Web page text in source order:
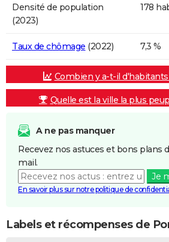
Densité de population
(2023)
178
Taux de chômage (2022) 7,3 %
Combien y a-t-il
Quelle est la ville la plus
A ne pas manquer
Recevez nos astuces et bons plans
mail.
Je
En savoir plus sur notre politique de
Labels et récompenses de